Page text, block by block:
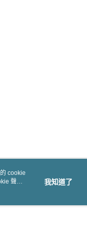
cookie
聲明
我知道了